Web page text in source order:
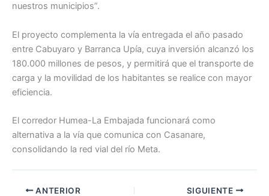
nuestros municipios”.
El proyecto complementa la vía entregada el año pasado
entre Cabuyaro y Barranca Upía, cuya inversión alcanzó los
180.000 millones de pesos, y permitirá que el transporte de
carga y la movilidad de los habitantes se realice con mayor
eficiencia.
El corredor Humea-La Embajada funcionará como
alternativa a la vía que comunica con Casanare,
consolidando la red vial del río Meta.
ANTERIOR SIGUIENTE